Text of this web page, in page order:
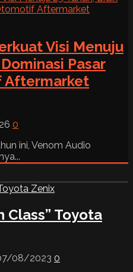
Visi Menuju
Pasar
Aftermarket
0
ini, Venom Audio
Class” Toyota
08/2023 0